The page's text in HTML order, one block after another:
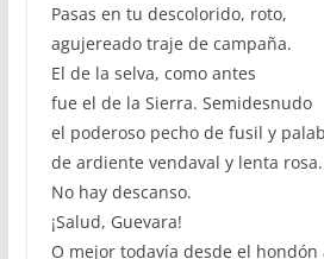
Pasas en tu descolorido, roto,
agujereado traje de campaña.
El de la selva, como antes
fue el de la Sierra. Semidesnudo
el poderoso pecho de fusil y
de ardiente vendaval y lenta rosa.
No hay descanso.
¡Salud, Guevara!
O mejor todavía desde el hondón